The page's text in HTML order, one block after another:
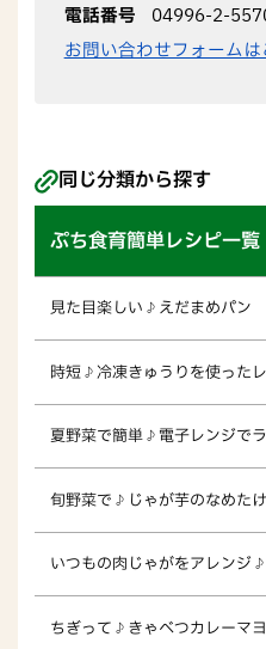
電話番号
04996-2-
お問い合わせフォーム
同じ分類から探す
ぷち食育簡単レシピ一覧
見た目楽しい♪えだまめパ
時短♪冷凍きゅうりを使っ
夏野菜で簡単♪電子レンジで
旬野菜で♪じゃが芋のなめた
いつもの肉じゃがをアレン
ちぎって♪きゃべつカレーマ